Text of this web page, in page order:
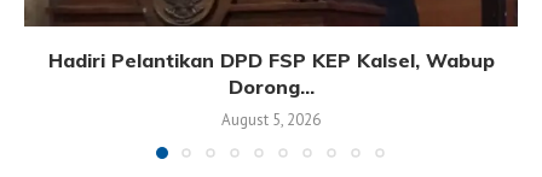
Hadiri Pelantikan DPD FSP KEP Kalsel, Wabup
Dorong...
August 5, 2026